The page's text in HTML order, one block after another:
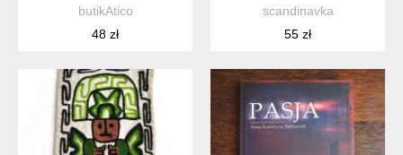
butikAtico
48 zł
scandinavka
55 zł